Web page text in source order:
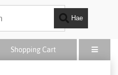
Hae
Shopping Cart